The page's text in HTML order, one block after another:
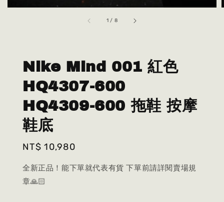
1 / 8
Nike Mind 001 紅色
HQ4307-600
HQ4309-600 拖鞋 按摩
鞋底
Regular
NT$ 10,980
全新正品！能下單就代表有貨 下單前請詳閱賣場規
章🙏🏻